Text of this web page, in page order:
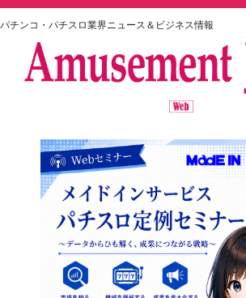
パチンコ・パチスロ業界ニュース＆ビジネス情報